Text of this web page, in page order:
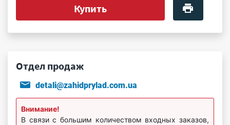
Купить
Отдел продаж
detali@zahidprylad.com.ua
Внимание!
В связи с большим количеством входных заказов,